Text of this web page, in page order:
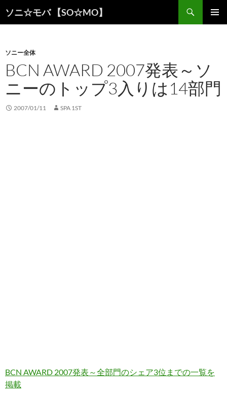
ソニ☆モバ 【SO☆MO】
索
ン
ツ
へ
ス
キ
ッ
ソニー全体
BCN AWARD 2007発表～ソ
ニーのトップ3入りは14部門
2007/01/11 SPA 1ST
BCN AWARD 2007発表～全部門のシェア3位までの一覧を
掲載